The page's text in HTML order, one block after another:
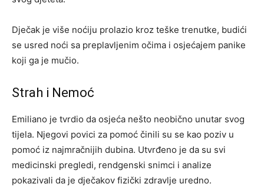
Dječak je više noćiju prolazio kroz teške trenutke, budići
se usred noći sa preplavljenim očima i osjećajem panike
koji ga je mučio.
Strah i Nemoć
Emiliano je tvrdio da osjeća nešto neobično unutar svog
tijela. Njegovi povici za pomoć činili su se kao poziv u
pomoć iz najmračnijih dubina. Utvrđeno je da su svi
medicinski pregledi, rendgenski snimci i analize
pokazivali da je dječakov fizički zdravlje uredno.